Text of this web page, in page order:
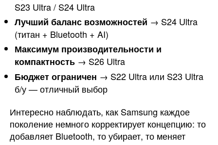
S23 Ultra / S24 Ultra
Лучший баланс возможностей → S24 Ultra
(титан + Bluetooth + AI)
Максимум производительности и
компактность → S26 Ultra
Бюджет ограничен → S22 Ultra или S23 Ultra
б/у — отличный выбор
Интересно наблюдать, как Samsung каждое
поколение немного корректирует концепцию: то
добавляет Bluetooth, то убирает, то меняет